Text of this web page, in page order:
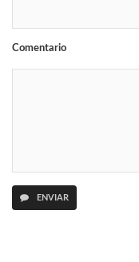
Comentario
ENVIAR